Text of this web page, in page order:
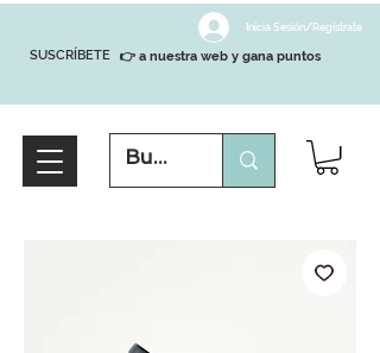
SUSCRÍBETE
Inicia Sesión/Regístrate
👉 a nuestra web y gana puntos